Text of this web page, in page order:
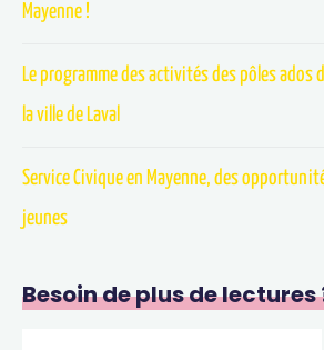
Mayenne !
Le programme des activités des pôles ados
la ville de Laval
Service Civique en Mayenne, des
jeunes
Besoin de plus de lectures